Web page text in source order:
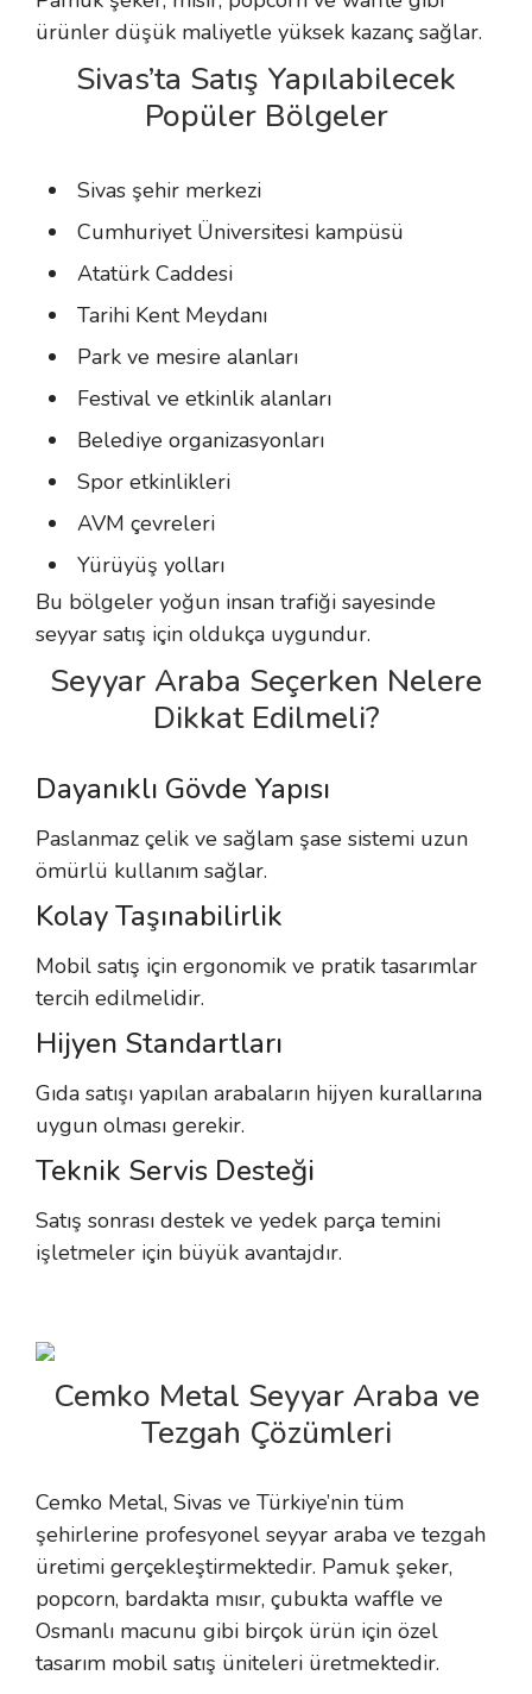
ürünler düşük maliyetle yüksek kazanç sağlar.
Sivas’ta Satış Yapılabilecek
Popüler Bölgeler
Sivas şehir merkezi
Cumhuriyet Üniversitesi kampüsü
Atatürk Caddesi
Tarihi Kent Meydanı
Park ve mesire alanları
Festival ve etkinlik alanları
Belediye organizasyonları
Spor etkinlikleri
AVM çevreleri
Yürüyüş yolları
Bu bölgeler yoğun insan trafiği sayesinde
seyyar satış için oldukça uygundur.
Seyyar Araba Seçerken Nelere
Dikkat Edilmeli?
Dayanıklı Gövde Yapısı
Paslanmaz çelik ve sağlam şase sistemi uzun
ömürlü kullanım sağlar.
Kolay Taşınabilirlik
Mobil satış için ergonomik ve pratik tasarımlar
tercih edilmelidir.
Hijyen Standartları
Gıda satışı yapılan arabaların hijyen kurallarına
uygun olması gerekir.
Teknik Servis Desteği
Satış sonrası destek ve yedek parça temini
işletmeler için büyük avantajdır.
Cemko Metal Seyyar Araba ve
Tezgah Çözümleri
Cemko Metal, Sivas ve Türkiye’nin tüm
şehirlerine profesyonel seyyar araba ve tezgah
üretimi gerçekleştirmektedir. Pamuk şeker,
popcorn, bardakta mısır, çubukta waffle ve
Osmanlı macunu gibi birçok ürün için özel
tasarım mobil satış üniteleri üretmektedir.